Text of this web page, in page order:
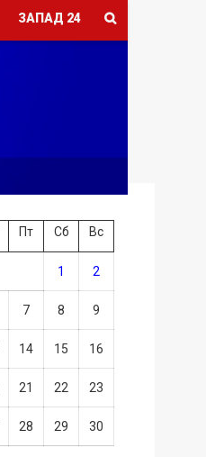
ЗАПАД 24
Пт Сб Вс
1 2
7 8 9
14 15 16
21 22 23
28 29 30